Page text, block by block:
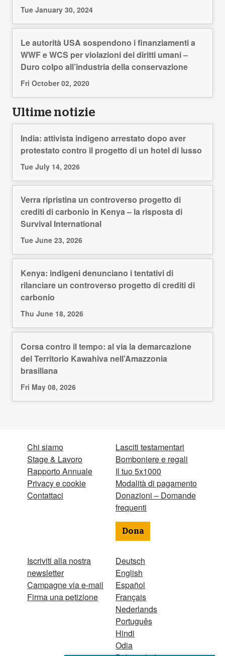
Tue January 30, 2024
Le autorità USA sospendono i finanziamenti a
WWF e WCS per violazioni dei diritti umani –
Duro colpo all’industria della conservazione
Fri October 02, 2020
Ultime notizie
India: attivista indigeno arrestato dopo aver
protestato contro il progetto di un hotel di lusso
Tue July 14, 2026
Verra ripristina un controverso progetto di
crediti di carbonio in Kenya – la risposta di
Survival International
Tue June 23, 2026
Kenya: indigeni denunciano i tentativi di
rilanciare un controverso progetto di crediti di
carbonio
Thu June 18, 2026
Corsa contro il tempo: al via la demarcazione
del Territorio Kawahiva nell’Amazzonia
brasiliana
Fri May 08, 2026
Chi siamo
Stage & Lavoro
Rapporto Annuale
Privacy e cookie
Contattaci
Iscriviti alla nostra
newsletter
Campagne via e-mail
Firma una petizione
Lasciti testamentari
Bomboniere e regali
Il tuo 5x1000
Modalità di pagamento
Donazioni – Domande
frequenti
Dona
Deutsch
English
Español
Français
Nederlands
Português
Hindi
Odia